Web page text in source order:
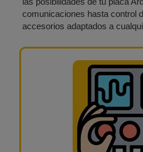
comunicaciones hasta control
accesorios adaptados a